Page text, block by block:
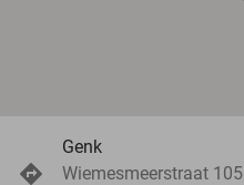
Genk
Wiemesmeerstraat 105